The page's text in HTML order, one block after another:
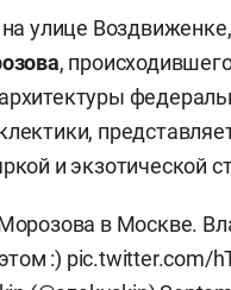
на улице
,
и экзотической
в Москве.
:) pic.twitter.com/